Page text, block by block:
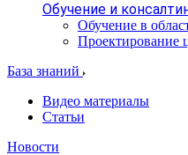
Обучение и
Обучение в
Проектирование
База знаний
Видео материалы
Статьи
Новости